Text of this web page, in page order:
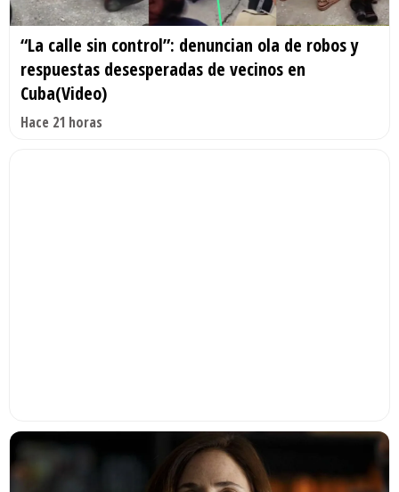
“La calle sin control”: denuncian ola de robos y
respuestas desesperadas de vecinos en
Cuba(Video)
Hace 21 horas